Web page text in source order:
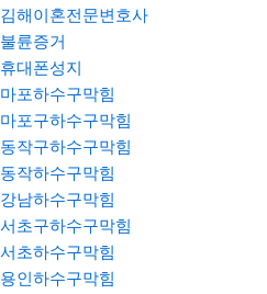
김해이혼전문변호사
불륜증거
휴대폰성지
마포하수구막힘
마포구하수구막힘
동작구하수구막힘
동작하수구막힘
강남하수구막힘
서초구하수구막힘
서초하수구막힘
용인하수구막힘